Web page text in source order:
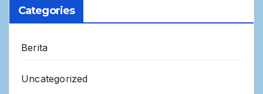
Categories
Berita
Uncategorized